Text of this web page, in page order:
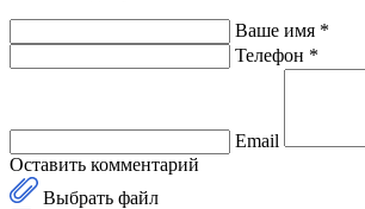
Ваше имя *
Телефон *
Email
Оставить комментарий
Выбрать файл